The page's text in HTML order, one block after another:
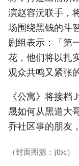
演赵容沅联手，
场围绕黑钱的斗
剧组表示：「第
花，他们将以扎
观众共鸣又紧张
《公寓》将接档
晟如何从黑道大
乔社区事的朋友
（封面图源：jtbc）